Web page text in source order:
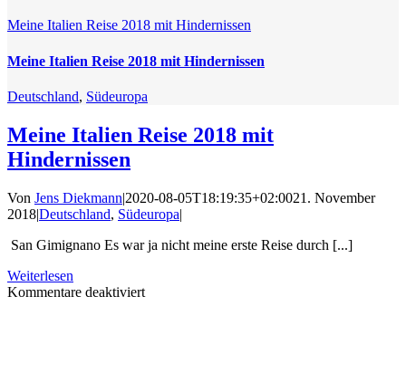
Meine Italien Reise 2018 mit Hindernissen
Meine Italien Reise 2018 mit Hindernissen
Deutschland, Südeuropa
Meine Italien Reise 2018 mit
Hindernissen
Von Jens Diekmann|2020-08-05T18:19:35+02:0021. November
2018|Deutschland, Südeuropa|
San Gimignano Es war ja nicht meine erste Reise durch [...]
Weiterlesen
Kommentare deaktiviertfür